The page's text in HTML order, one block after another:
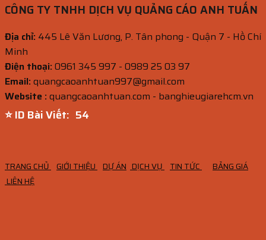
CÔNG TY TNHH DỊCH VỤ QUẢNG CÁO ANH TUẤN
Địa chỉ: 445 Lê Văn Lương, P. Tân phong - Quận 7 - Hồ Chí
Minh
Điện thoại:0961 345 997 - 0989 25 03 97
Email:quangcaoanhtuan997@gmail.com
Website :quangcaoanhtuan.com - banghieugiarehcm.vn
⭐ ID Bài Viết: 53
TRANG CHỦ GIỚI THIỆU DỰ ÁN DỊCH VỤ TIN TỨC
BẢNG GIÁ
LIÊN HỆ